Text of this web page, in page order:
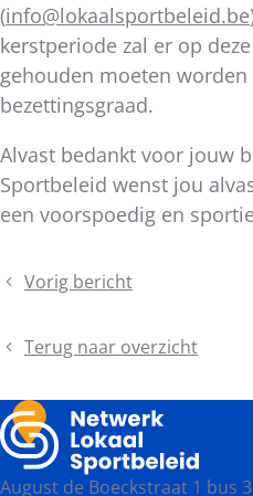
(info@lokaalsportbeleid.be
kerstperiode zal er op
gehouden moeten
bezettingsgraad.
Alvast bedankt voor jouw
Sportbeleid wenst jou
een voorspoedig en
Deel
bericht
Vorig bericht
Vormingen
2026Terug naar overzicht
August de Boeckstraat 1 bus 3